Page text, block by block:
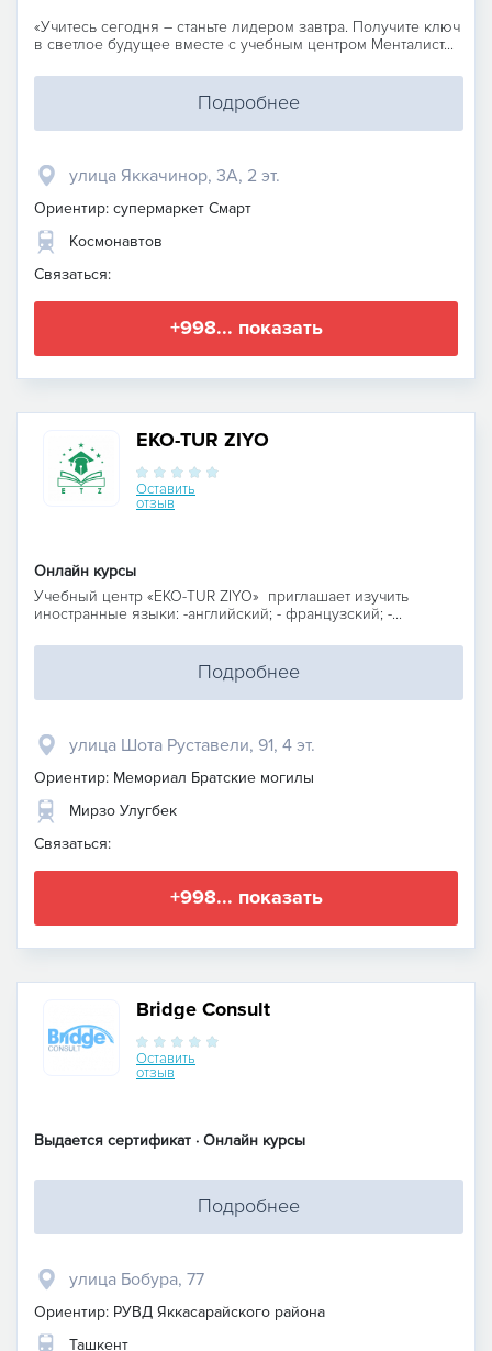
«Учитесь сегодня – станьте лидером завтра. Получите ключ
в светлое будущее вместе с учебным центром Менталист...
Подробнее
улица Яккачинор, 3А, 2 эт.
Ориентир: супермаркет Смарт
Космонавтов
Связаться:
+998... показать
EKO-TUR ZIYO
Оставить
отзыв
Онлайн курсы
Учебный центр «EKO-TUR ZIYO» приглашает изучить
иностранные языки: -английский; - французский; -...
Подробнее
улица Шота Руставели, 91, 4 эт.
Ориентир: Мемориал Братские могилы
Мирзо Улугбек
Связаться:
+998... показать
Bridge Consult
Оставить
отзыв
Выдается сертификат · Онлайн курсы
Подробнее
улица Бобура, 77
Ориентир: РУВД Яккасарайского района
Ташкент